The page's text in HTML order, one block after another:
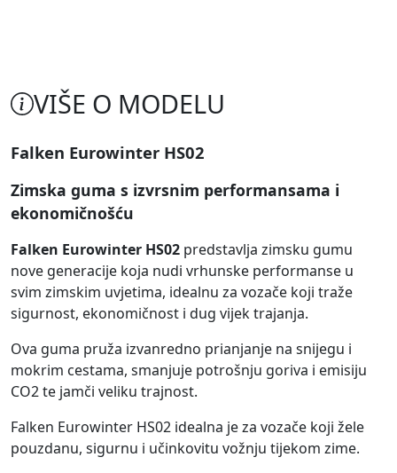
VIŠE O MODELU
Falken Eurowinter HS02
Zimska guma s izvrsnim performansama i
ekonomičnošću
Falken Eurowinter HS02 predstavlja zimsku gumu
nove generacije koja nudi vrhunske performanse u
svim zimskim uvjetima, idealnu za vozače koji traže
sigurnost, ekonomičnost i dug vijek trajanja.
Ova guma pruža izvanredno prianjanje na snijegu i
mokrim cestama, smanjuje potrošnju goriva i emisiju
CO2 te jamči veliku trajnost.
Falken Eurowinter HS02 idealna je za vozače koji žele
pouzdanu, sigurnu i učinkovitu vožnju tijekom zime.